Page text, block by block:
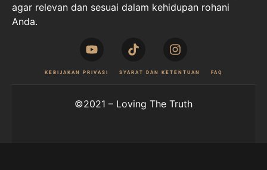
agar relevan dan sesuai dalam kehidupan rohani
Anda.
KEBIJAKAN PRIVASI SYARAT DAN KETENTUAN FAQ
©2021 – Loving The Truth